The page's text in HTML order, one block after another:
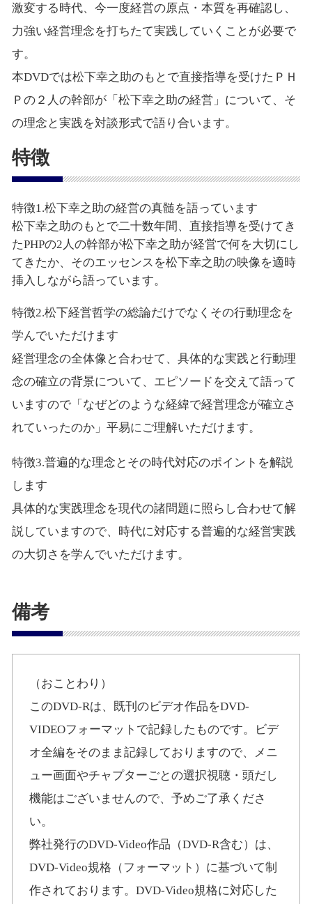
激変する時代、今一度経営の原点・本質を再確認し、
力強い経営理念を打ちたて実践していくことが必要で
す。
本DVDでは松下幸之助のもとで直接指導を受けたＰＨ
Ｐの２人の幹部が「松下幸之助の経営」について、そ
の理念と実践を対談形式で語り合います。
特徴
特徴1.松下幸之助の経営の真髄を語っています
松下幸之助のもとで二十数年間、直接指導を受けてき
たPHPの2人の幹部が松下幸之助が経営で何を大切にし
てきたか、そのエッセンスを松下幸之助の映像を適時
挿入しながら語っています。
特徴2.松下経営哲学の総論だけでなくその行動理念を
学んでいただけます
経営理念の全体像と合わせて、具体的な実践と行動理
念の確立の背景について、エピソードを交えて語って
いますので「なぜどのような経緯で経営理念が確立さ
れていったのか」平易にご理解いただけます。
特徴3.普遍的な理念とその時代対応のポイントを解説
します
具体的な実践理念を現代の諸問題に照らし合わせて解
説していますので、時代に対応する普遍的な経営実践
の大切さを学んでいただけます。
備考
（おことわり）
このDVD-Rは、既刊のビデオ作品をDVD-
VIDEOフォーマットで記録したものです。ビデ
オ全編をそのまま記録しておりますので、メニ
ュー画面やチャプターごとの選択視聴・頭だし
機能はございませんので、予めご了承くださ
い。
弊社発行のDVD-Video作品（DVD-R含む）は、
DVD-Video規格（フォーマット）に基づいて制
作されております。DVD-Video規格に対応した